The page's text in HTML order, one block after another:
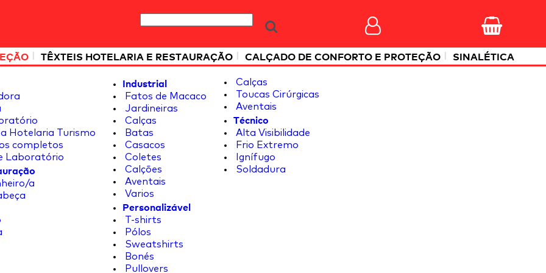
| TÊXTEIS HOTELARIA E RESTAURAÇÃO | CALÇADO DE CONFORTO E PROTEÇÃO | SINALÉTICA
Hotelaria Turismo
completos
Laboratório
a
Industrial
Fatos de Macaco
Jardineiras
Calças
Batas
Casacos
Coletes
Calções
Aventais
Varios
Personalizável
T-shirts
Pólos
Sweatshirts
Bonés
Pullovers
Calças
Toucas Cirúrgicas
Aventais
Técnico
Alta Visibilidade
Frio Extremo
Ignífugo
Soldadura